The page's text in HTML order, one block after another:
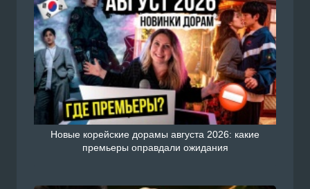
Новые корейские дорамы августа 2026: какие
премьеры оправдали ожидания